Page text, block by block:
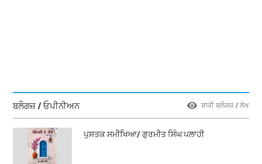
ਬਲੌਗਜ਼ / ਓਪੀਨੀਅਨ ਬਾਕੀ ਬਲੌਗਜ਼ / ਲੇਖ
ਪੁਸਤਕ ਸਮੀਖਿਆ/ ਗੁਰਮੀਤ ਸਿੰਘ ਪਲਾਹੀ